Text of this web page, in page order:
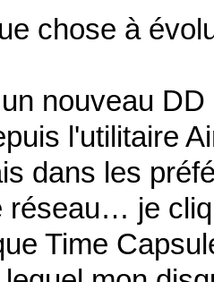
chose à
nouveau
l'utilitaire
dans les
réseau… je
Time